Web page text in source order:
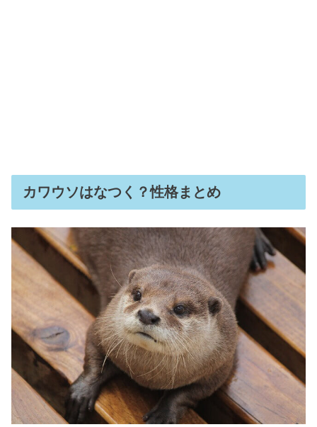
カワウソはなつく？性格まとめ